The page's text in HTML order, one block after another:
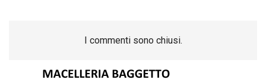
I commenti sono chiusi.